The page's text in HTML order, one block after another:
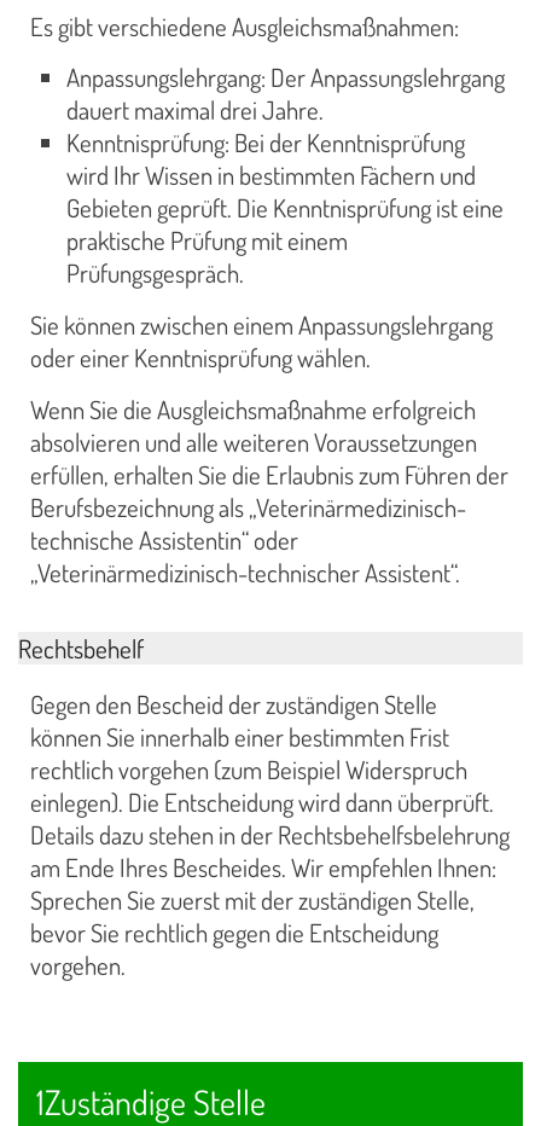
Es gibt verschiedene Ausgleichsmaßnahmen:
Anpassungslehrgang: Der Anpassungslehrgang
dauert maximal drei Jahre.
Kenntnisprüfung: Bei der Kenntnisprüfung
wird Ihr Wissen in bestimmten Fächern und
Gebieten geprüft. Die Kenntnisprüfung ist eine
praktische Prüfung mit einem
Prüfungsgespräch.
Sie können zwischen einem Anpassungslehrgang
oder einer Kenntnisprüfung wählen.
Wenn Sie die Ausgleichsmaßnahme erfolgreich
absolvieren und alle weiteren Voraussetzungen
erfüllen, erhalten Sie die Erlaubnis zum Führen der
Berufsbezeichnung als „Veterinärmedizinisch-
technische Assistentin“ oder
„Veterinärmedizinisch-technischer Assistent“.
Rechtsbehelf
Gegen den Bescheid der zuständigen Stelle
können Sie innerhalb einer bestimmten Frist
rechtlich vorgehen (zum Beispiel Widerspruch
einlegen). Die Entscheidung wird dann überprüft.
Details dazu stehen in der Rechtsbehelfsbelehrung
am Ende Ihres Bescheides. Wir empfehlen Ihnen:
Sprechen Sie zuerst mit der zuständigen Stelle,
bevor Sie rechtlich gegen die Entscheidung
vorgehen.
1Zuständige Stelle